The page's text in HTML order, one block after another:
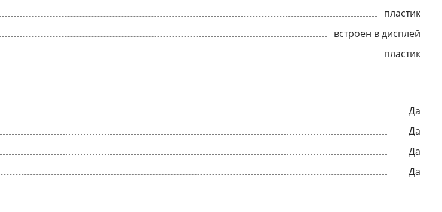
пластик
встроен в дисплей
пластик
Да
Да
Да
Да